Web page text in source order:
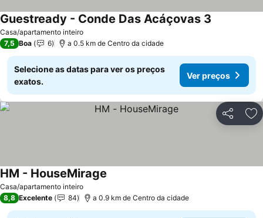
Casa/apartamento inteiro
Guestready - Conde Das Acáçovas 3
7,5 Boa 6 a 0.5 km de Centro da cidade
Selecione as datas para ver os preços
exatos.
Ver preços
Partilhar
Casa/apartamento inteiro
HM - HouseMirage
8,8 Excelente 84 a 0.9 km de Centro da cidade